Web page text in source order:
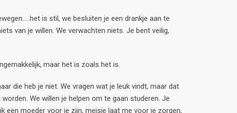
is stil, we besluiten je een drankje aan te
van je willen. We verwachten niets. Je bent veilig,
maar het is zoals het is.
die heb je niet. We vragen wat je leuk vindt, maar dat
We willen je helpen om te gaan studeren. Je
een moeder voor je zijn, meisje laat me voor je zorgen,